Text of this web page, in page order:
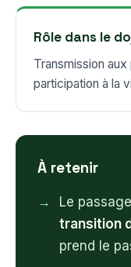
Rôle dans le
Transmission
participation à la
À retenir
Le
transition
prend le